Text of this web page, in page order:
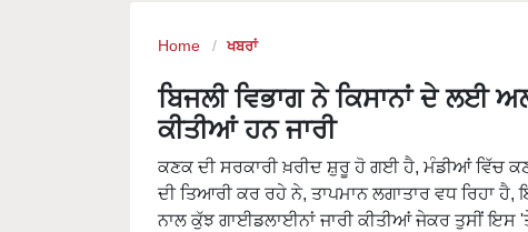
Home ਖਬਰਾਂ
ਬਿਜਲੀ ਵਿਭਾਗ ਨੇ ਕਿਸਾਨਾਂ ਦੇ ਲਈ
ਕੀਤੀਆਂ ਹਨ ਜਾਰੀ
ਕਣਕ ਦੀ ਸਰਕਾਰੀ ਖ਼ਰੀਦ ਸ਼ੁਰੂ ਹੋ ਗਈ ਹੈ, ਮੰਡੀਆਂ ਵਿੱਚ
ਦੀ ਤਿਆਰੀ ਕਰ ਰਹੇ ਨੇ, ਤਾਪਮਾਨ ਲਗਾਤਾਰ ਵਧ ਰਿਹਾ
ਨਾਲ ਕੁੱਝ ਗਾਈਡਲਾਈਨਾਂ ਜਾਰੀ ਕੀਤੀਆਂ ਜੇਕਰ ਤੁਸੀਂ ਇਸ